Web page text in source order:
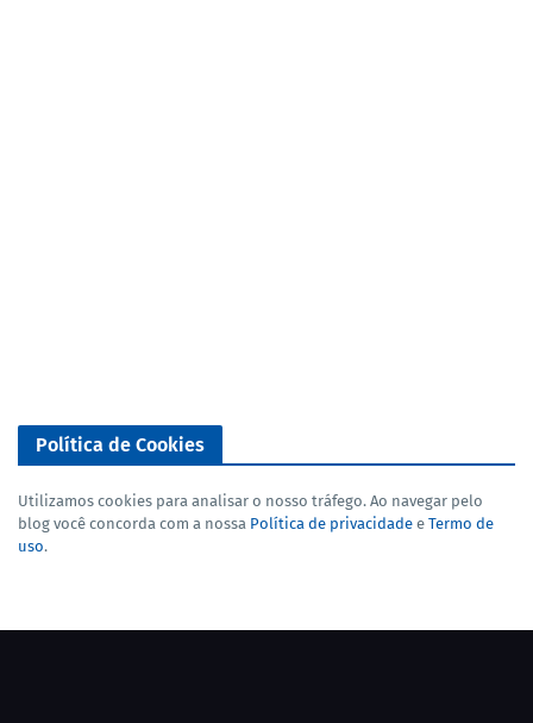
Política de Cookies
Utilizamos cookies para analisar o nosso tráfego. Ao navegar pelo
blog você concorda com a nossa Política de privacidade e Termo de
uso.